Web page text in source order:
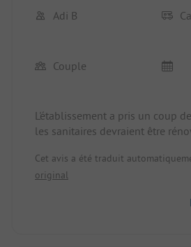
Adi B
Couple
L'établissement a pris un coup
les sanitaires devraient être
petit supermarché avec les
une pizzeria sympathique et de
raison de son emplacement,
Cet avis a été traduit
original